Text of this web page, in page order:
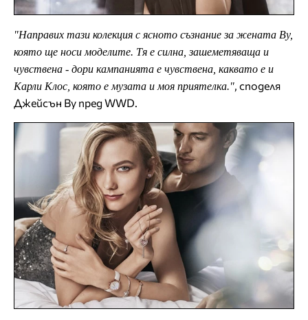
"Направих тази колекция с ясното съзнание за жената Ву,
която ще носи моделите. Тя е силна, зашеметяваща и
чувствена - дори кампанията е чувствена, каквато е и
Карли Клос, която е музата и моя приятелка." , споделя
Джейсън Ву пред WWD.